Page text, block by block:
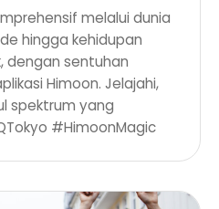
melalui dunia
hingga kehidupan
dengan sentuhan
Himoon. Jelajahi,
spektrum yang
#HimoonMagic